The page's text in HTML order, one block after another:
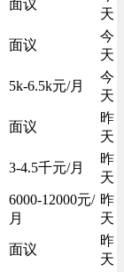
面议
天
面议
今
天
5k-6.5k元/月
今
天
面议
昨
天
3-4.5千元/月
昨
天
6000-12000元/
月
昨
天
面议
昨
天